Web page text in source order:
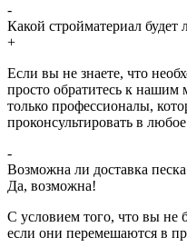
-
Какой стройматериал будет
+
Если вы не знаете, что
просто обратитесь к
только профессионалы,
проконсультировать в
-
Возможна ли доставка
Да, возможна!
С условием того, что вы не
если они перемешаются в